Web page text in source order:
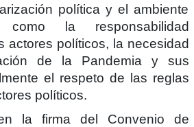
política y el ambiente
la responsabilidad
actores políticos, la necesidad
de la Pandemia y sus
el respeto de las reglas
políticos.
la firma del Convenio de